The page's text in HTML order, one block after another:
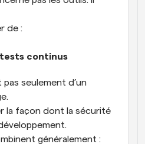
de :
tests continus
pas seulement d’un
la façon dont la sécurité
généralement :